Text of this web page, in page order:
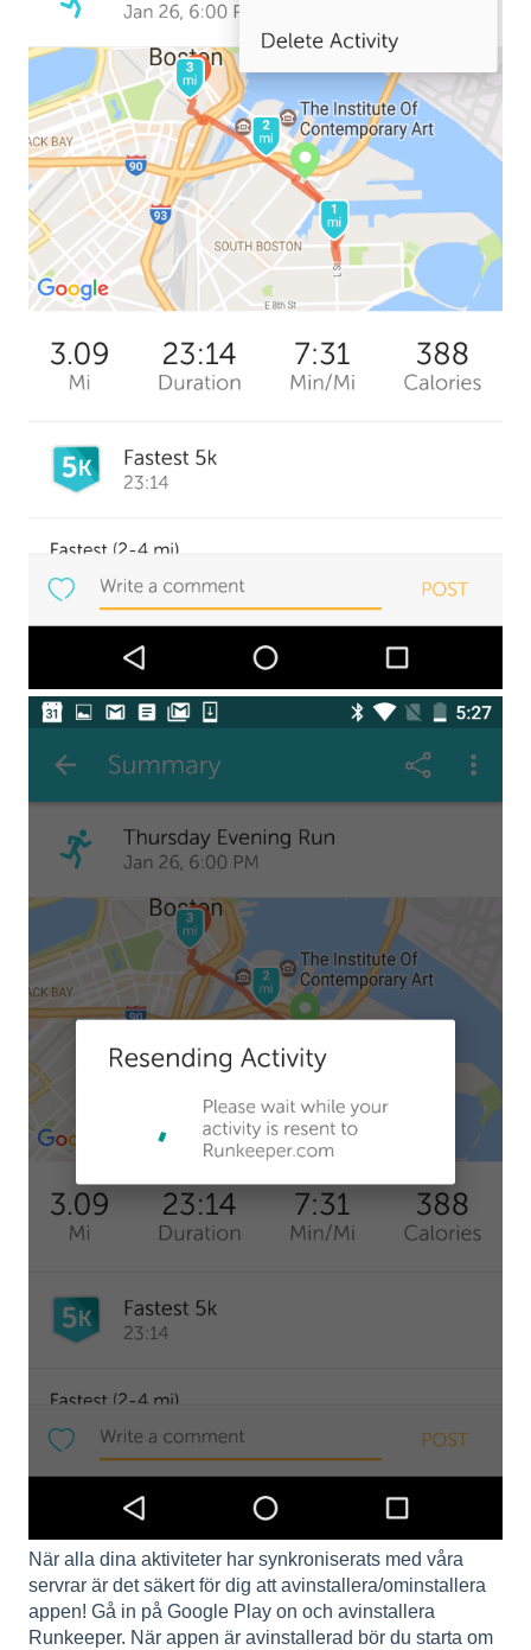
När alla dina aktiviteter har synkroniserats med våra
servrar är det säkert för dig att avinstallera/ominstallera
appen! Gå in på Google Play on och avinstallera
Runkeeper. När appen är avinstallerad bör du starta om